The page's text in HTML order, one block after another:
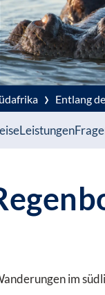
› Entlang
Leistungen
im